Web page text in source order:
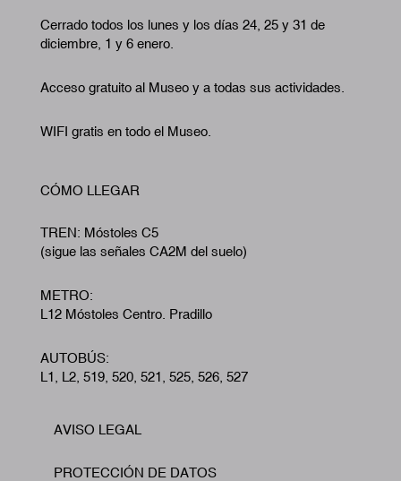
Cerrado todos los lunes y los días 24, 25 y 31 de
diciembre, 1 y 6 enero.
Acceso gratuito al Museo y a todas sus actividades.
WIFI gratis en todo el Museo.
CÓMO LLEGAR
TREN: Móstoles C5
(sigue las señales CA2M del suelo)
METRO:
L12 Móstoles Centro. Pradillo
AUTOBÚS:
L1, L2, 519, 520, 521, 525, 526, 527
Footer
AVISO LEGAL
PROTECCIÓN DE DATOS